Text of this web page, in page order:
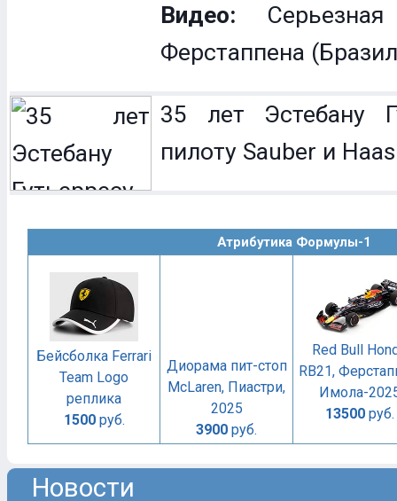
Видео:
Ферстаппена
35 лет Эстебану
пилоту Sauber и Haas
Атрибутика Формулы-1
Бейсболка Ferrari
Team Logo
реплика
1500руб.
Диорама пит-стоп
McLaren, Пиастри,
2025
3900 руб.
Red Bull
RB21,
Имола-
13500руб.
Новости